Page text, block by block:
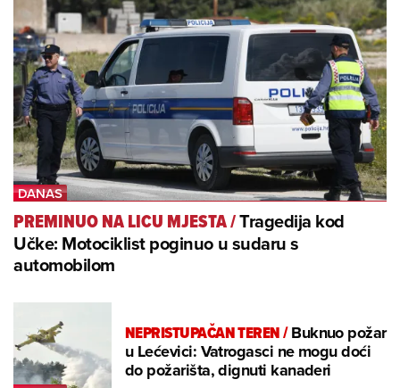
PREMINUO NA LICU MJESTA/Tragedija kod
Učke: Motociklist poginuo u sudaru s
automobilom
NEPRISTUPAČAN TEREN/Buknuo požar
u Lećevici: Vatrogasci ne mogu doći
do požarišta, dignuti kanaderi